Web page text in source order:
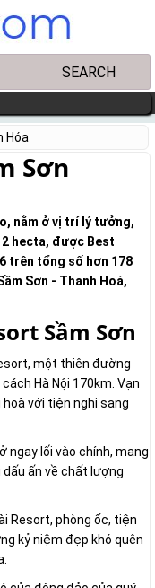
Hóa
Sơn
nằm ở vị trí lý tưởng,
hecta, được Best
trên tổng số hơn 178
Sơn - Thanh Hoá,
Sầm Sơn
một thiên đường
Hà Nội 170km. Vạn
với tiện nghi sang
ngay lối vào chính, mang
ấn về chất lượng
Resort, phòng ốc, tiện
kỷ niệm đẹp khó quên